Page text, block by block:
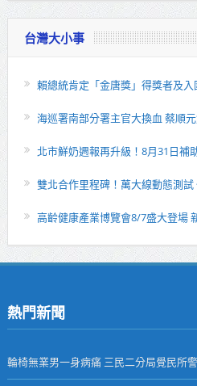
台灣大小事
賴總統肯定「金唐獎」得獎者及
海巡署南部分署主官大換血 蔡順
北市鮮奶週報再升級！8月31日補
雙北合作里程碑！萬大線動態測
高齡健康產業博覽會8/7盛大登場
熱門新聞
輪椅無業男一身病痛 三民二分局覺民所